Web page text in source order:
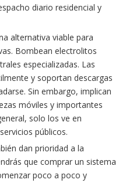
diario residencial y
alternativa viable para
Bombean electrolitos
especializadas. Las
y soportan descargas
Sin embargo, implican
móviles y importantes
solo los ve en
públicos.
dan prioridad a la
que comprar un sistema
poco a poco y